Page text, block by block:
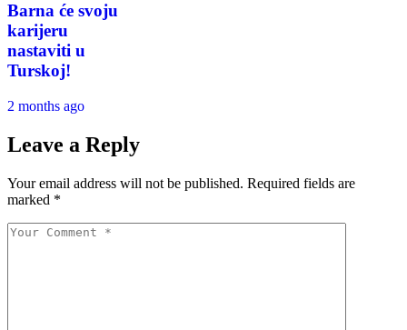
Barna će svoju
karijeru
nastaviti u
Turskoj!
2 months ago
Leave a Reply
Your email address will not be published. Required fields are
marked *